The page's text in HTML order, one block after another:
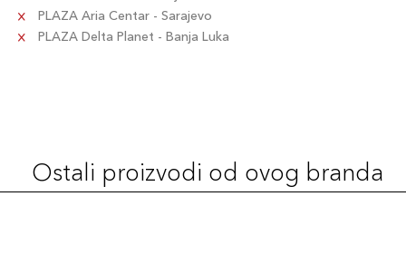
28 Corallo
Šifra artikla
PLAZA Aria Centar - Sarajevo
PLAZA Delta Planet - Banja Luka
Ostali proizvodi od ovog branda